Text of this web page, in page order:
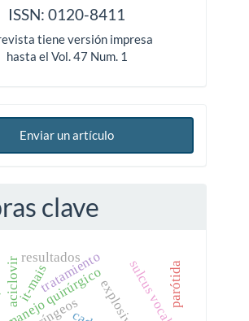
ISSN: 0120-8411
tiene versión impresa
hasta el Vol. 47 Num. 1
Enviar un artículo
clave
manejo quirúrgicoexplosivossulcus vocalis
tratamiento
aciclovir parótida
it-mais
resultados